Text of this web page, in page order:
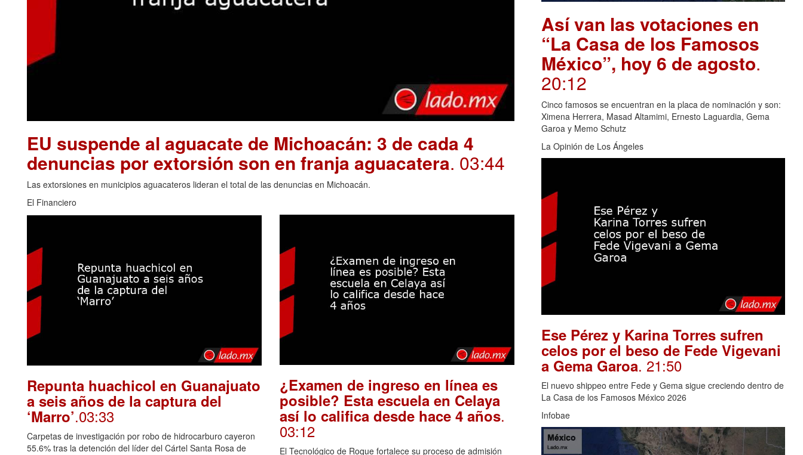
EU suspende al aguacate de Michoacán: 3 de cada 4
denuncias por extorsión son en franja aguacatera. 03:44
Las extorsiones en municipios aguacateros lideran el total de las denuncias en Michoacán.
El Financiero
Repunta huachicol en Guanajuato
a seis años de la captura del
‘Marro’.03:33
Carpetas de investigación por robo de hidrocarburo cayeron
55.6% tras la detención del líder del Cártel Santa Rosa de
¿Examen de ingreso en línea es
posible? Esta escuela en Celaya
así lo califica desde hace 4 años.
03:12
El Tecnológico de Roque fortalece su proceso de admisión
Así van las votaciones en
“La Casa de los Famosos
México”, hoy 6 de agosto.
20:12
Cinco famosos se encuentran en la placa de nominación y son:
Ximena Herrera, Masad Altamimi, Ernesto Laguardia, Gema
Garoa y Memo Schutz
La Opinión de Los Ángeles
Ese Pérez y Karina Torres sufren
celos por el beso de Fede Vigevani
a Gema Garoa. 21:50
El nuevo shippeo entre Fede y Gema sigue creciendo dentro de
La Casa de los Famosos México 2026
Infobae